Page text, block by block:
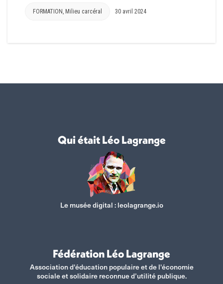
FORMATION, Milieu carcéral 30 avril 2024
Qui était Léo Lagrange
Le musée digital : leolagrange.io
Fédération Léo Lagrange
Association d'éducation populaire et de l'économie
sociale et solidaire reconnue d’utilité publique.